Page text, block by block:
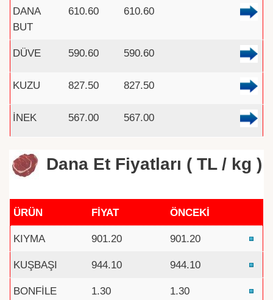
DANA
BUT
610.60 610.60
DÜVE 590.60 590.60
KUZU 827.50 827.50
İNEK 567.00 567.00
Dana Et Fiyatları ( TL / kg )
ÜRÜN FİYAT ÖNCEKİ
KIYMA 901.20 901.20
KUŞBAŞI 944.10 944.10
BONFİLE 1.30 1.30